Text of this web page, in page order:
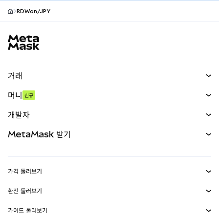
RDWon/JPY
거래
무기한 선물
실물자산
머니 신규
개발자
MetaMask Connect
Snaps
MetaMask 받기
보안
가격 둘러보기
이더리움 가격
솔라나 가격
환전 둘러보기
ETH를 USD로 환전
가이드 둘러보기